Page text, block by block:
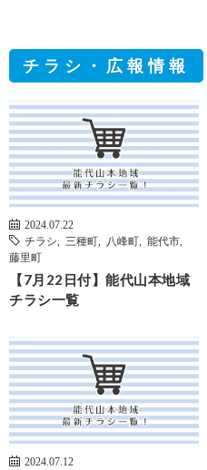
チラシ・広報情報
2024.07.22
チラシ
三種町 八峰町 能代市
藤里町
【7月22日付】能代山本地域
チラシ一覧
2024.07.12